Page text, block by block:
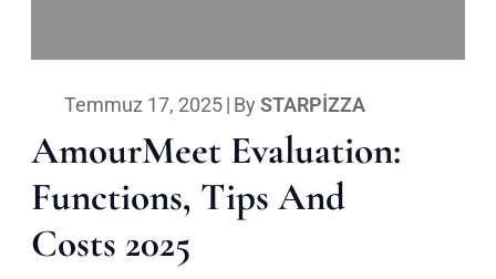
Temmuz 17, 2025| By STARPIZZA
AmourMeet Evaluation:
Functions, Tips And
Costs 2025